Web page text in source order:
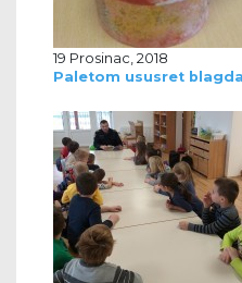
19 Prosinac, 2018
Paletom ususret